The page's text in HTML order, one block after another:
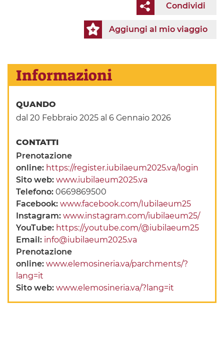
Condividi
Aggiungi al mio viaggio
Informazioni
QUANDO
dal 20 Febbraio 2025 al 6 Gennaio 2026
CONTATTI
Prenotazione
online: https://register.iubilaeum2025.va/login
Sito web:www.iubilaeum2025.va
Telefono:0669869500
Facebook:www.facebook.com/Iubilaeum25
Instagram:www.instagram.com/iubilaeum25/
YouTube: https://youtube.com/@iubilaeum25
Email: info@iubilaeum2025.va
Prenotazione
online:www.elemosineria.va/parchments/?
lang=it
Sito web:www.elemosineria.va/?lang=it